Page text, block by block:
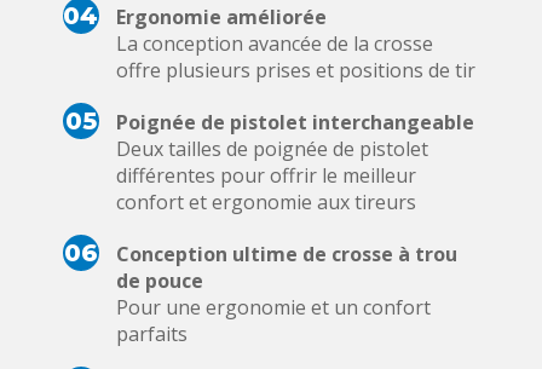
04
Ergonomie améliorée
La conception avancée de la crosse
offre plusieurs prises et positions de tir
05
Poignée de pistolet interchangeable
Deux tailles de poignée de pistolet
différentes pour offrir le meilleur
confort et ergonomie aux tireurs
06
Conception ultime de crosse à trou
de pouce
Pour une ergonomie et un confort
parfaits